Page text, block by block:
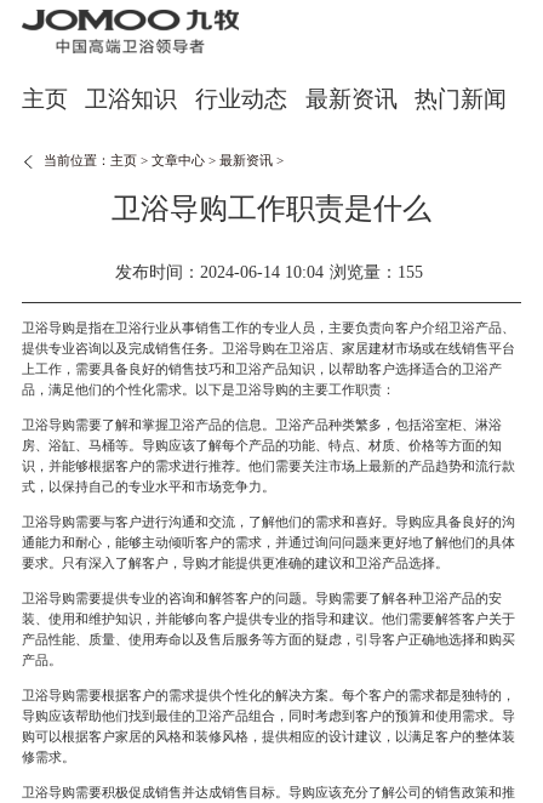
主页 卫浴知识 行业动态 最新资讯 热门新闻
当前位置：主页 >文章中心 >最新资讯 >
卫浴导购工作职责是什么
发布时间：2024-06-14 10:04 浏览量：155
卫浴导购是指在卫浴行业从事销售工作的专业人员，主要负责向客户介绍卫浴产品、
提供专业咨询以及完成销售任务。卫浴导购在卫浴店、家居建材市场或在线销售平台
上工作，需要具备良好的销售技巧和卫浴产品知识，以帮助客户选择适合的卫浴产
品，满足他们的个性化需求。以下是卫浴导购的主要工作职责：
卫浴导购需要了解和掌握卫浴产品的信息。卫浴产品种类繁多，包括浴室柜、淋浴
房、浴缸、马桶等。导购应该了解每个产品的功能、特点、材质、价格等方面的知
识，并能够根据客户的需求进行推荐。他们需要关注市场上最新的产品趋势和流行款
式，以保持自己的专业水平和市场竞争力。
卫浴导购需要与客户进行沟通和交流，了解他们的需求和喜好。导购应具备良好的沟
通能力和耐心，能够主动倾听客户的需求，并通过询问问题来更好地了解他们的具体
要求。只有深入了解客户，导购才能提供更准确的建议和卫浴产品选择。
卫浴导购需要提供专业的咨询和解答客户的问题。导购需要了解各种卫浴产品的安
装、使用和维护知识，并能够向客户提供专业的指导和建议。他们需要解答客户关于
产品性能、质量、使用寿命以及售后服务等方面的疑虑，引导客户正确地选择和购买
产品。
卫浴导购需要根据客户的需求提供个性化的解决方案。每个客户的需求都是独特的，
导购应该帮助他们找到最佳的卫浴产品组合，同时考虑到客户的预算和使用需求。导
购可以根据客户家居的风格和装修风格，提供相应的设计建议，以满足客户的整体装
修需求。
卫浴导购需要积极促成销售并达成销售目标。导购应该充分了解公司的销售政策和推